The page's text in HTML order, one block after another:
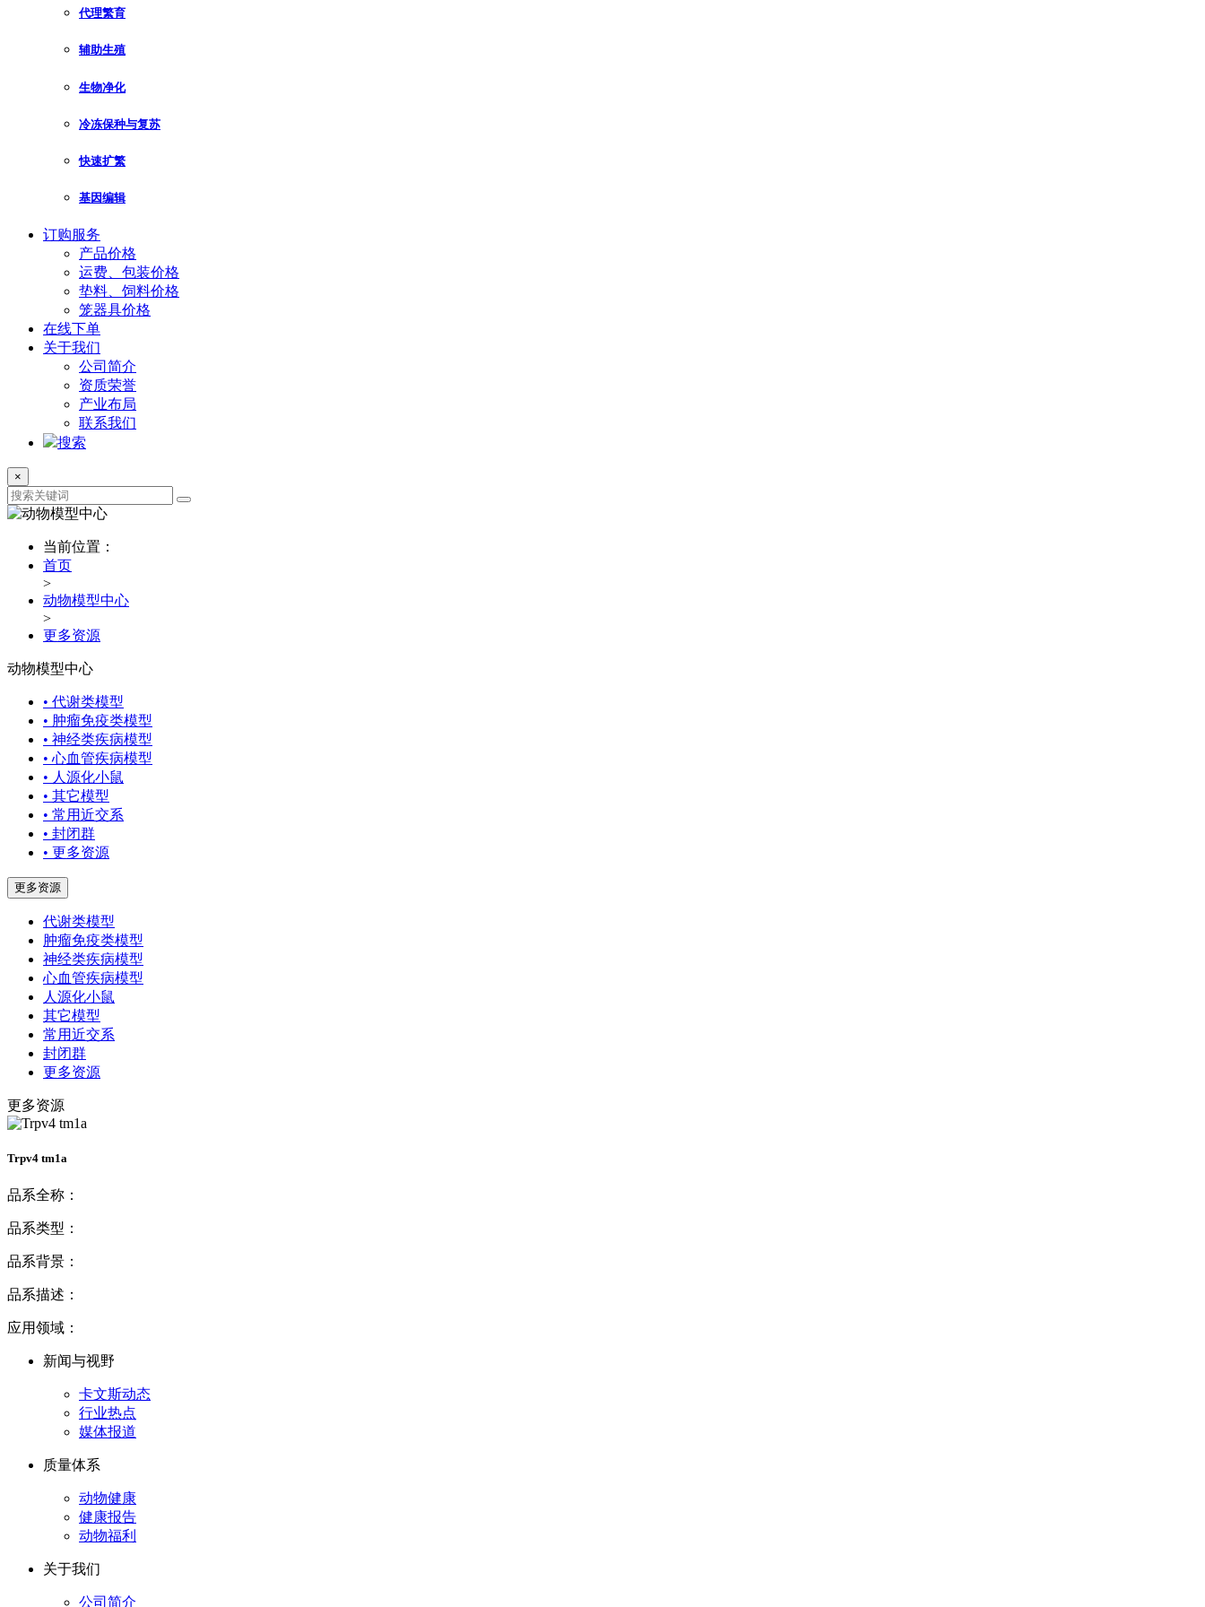
代理繁育
辅助生殖
生物净化
冷冻保种与复苏
快速扩繁
基因编辑
订购服务
产品价格
运费、包装价格
垫料、饲料价格
笼器具价格
在线下单
关于我们
公司简介
资质荣誉
产业布局
联系我们
搜索
×
当前位置：
首页
>
动物模型中心
>
更多资源
动物模型中心
• 代谢类模型
• 肿瘤免疫类模型
• 神经类疾病模型
• 心血管疾病模型
• 人源化小鼠
• 其它模型
• 常用近交系
• 封闭群
• 更多资源
更多资源
代谢类模型
肿瘤免疫类模型
神经类疾病模型
心血管疾病模型
人源化小鼠
其它模型
常用近交系
封闭群
更多资源
更多资源
Trpv4 tm1a
品系全称：
品系类型：
品系背景：
品系描述：
应用领域：
新闻与视野
卡文斯动态
行业热点
媒体报道
质量体系
动物健康
健康报告
动物福利
关于我们
公司简介